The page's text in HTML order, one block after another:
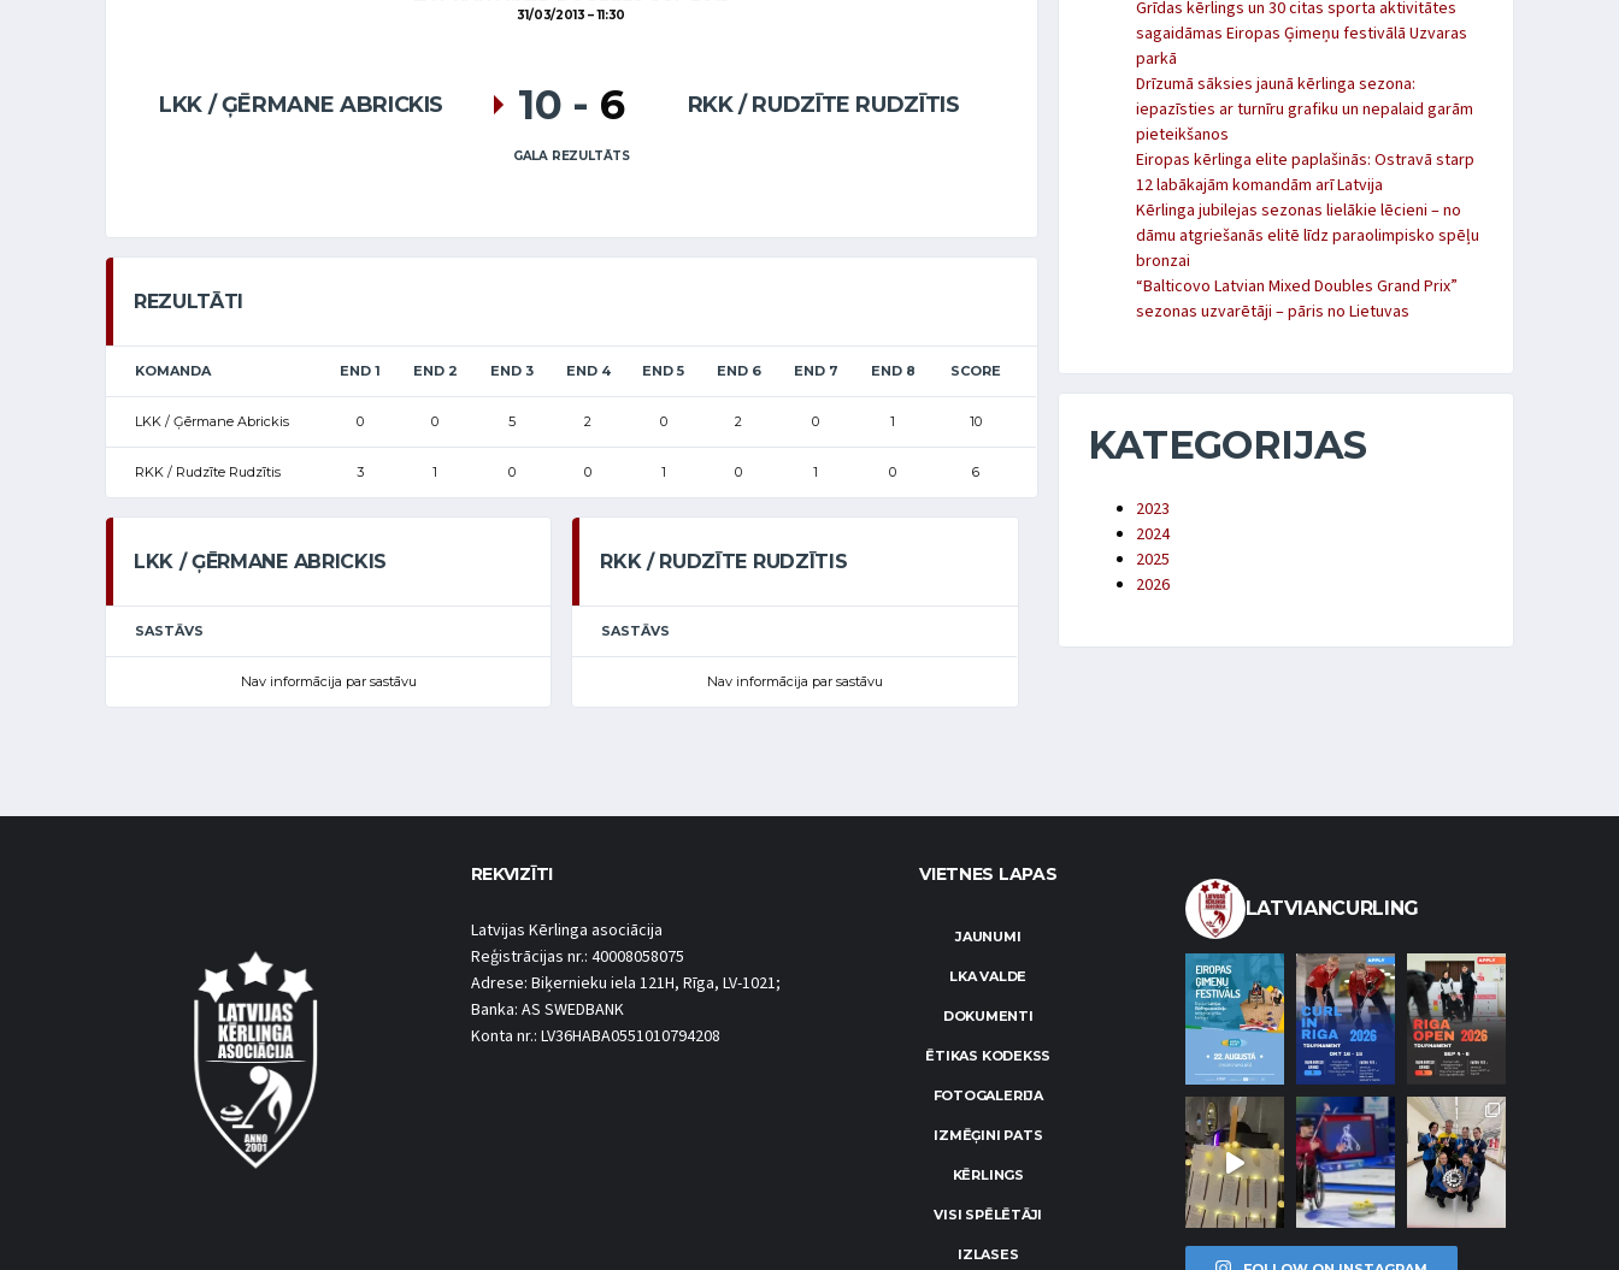
31/03/2013 11:30
LKK / ĢĒRMANE ABRICKIS RKK / RUDZĪTE RUDZĪTIS
10 - 6
GALA REZULTĀTS
REZULTĀTI
KOMANDA END 1 END 2 END 3 END 4 END 5 END 6 END 7 END 8 SCORE
LKK / Ģērmane Abrickis 0 0 5 2 0 2 0 1 10
RKK / Rudzīte Rudzītis 3 1 0 0 1 0 1 0 6
LKK / ĢĒRMANE ABRICKIS
SASTĀVS
Nav informācija par sastāvu
RKK / RUDZĪTE RUDZĪTIS
SASTĀVS
Nav informācija par sastāvu
Grīdas kērlings un 30 citas sporta aktivitātes
sagaidāmas Eiropas Ģimeņu festivālā Uzvaras
parkā
Drīzumā sāksies jaunā kērlinga sezona:
iepazīsties ar turnīru grafiku un nepalaid garām
pieteikšanos
Eiropas kērlinga elite paplašinās: Ostravā starp
12 labākajām komandām arī Latvija
Kērlinga jubilejas sezonas lielākie lēcieni – no
dāmu atgriešanās elitē līdz paraolimpisko spēļu
bronzai
“Balticovo Latvian Mixed Doubles Grand Prix”
sezonas uzvarētāji – pāris no Lietuvas
KATEGORIJAS
2023
2024
2025
2026
REKVIZĪTI
Latvijas Kērlinga asociācija
Reģistrācijas nr.: 40008058075
Adrese: Biķernieku iela 121H, Rīga, LV-1021;
Banka: AS SWEDBANK
Konta nr.: LV36HABA0551010794208
VIETNES LAPAS
JAUNUMI
LKA VALDE
DOKUMENTI
ĒTIKAS KODEKSS
FOTOGALERIJA
IZMĒĢINI PATS
KĒRLINGS
VISI SPĒLĒTĀJI
IZLASES
LATVIANCURLING